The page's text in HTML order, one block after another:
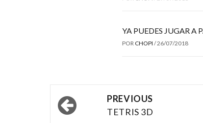
YA PUEDES JUGAR A
POR CHOPI /26/07/2018
Post
navigation
PREVIOUS
TETRIS 3D